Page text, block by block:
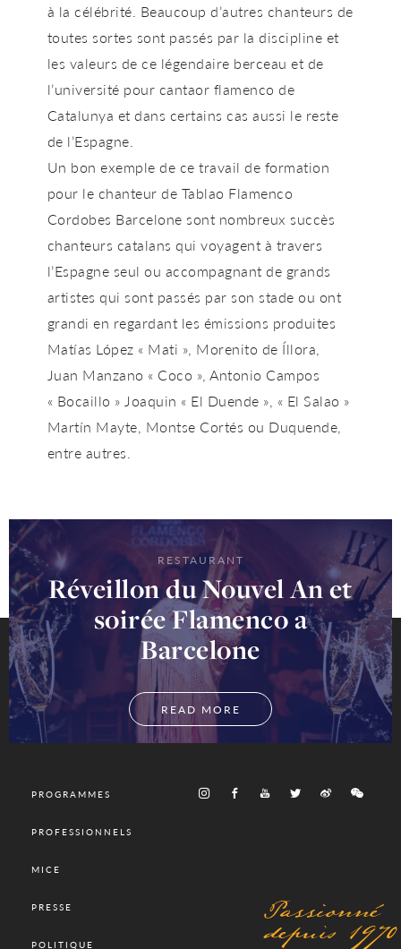
à la célébrité. Beaucoup d’autres chanteurs de
toutes sortes sont passés par la discipline et
les valeurs de ce légendaire berceau et de
l’université pour cantaor flamenco de
Catalunya et dans certains cas aussi le reste
de l’Espagne.
Un bon exemple de ce travail de formation
pour le chanteur de Tablao Flamenco
Cordobes Barcelone sont nombreux succès
chanteurs catalans qui voyagent à travers
l’Espagne seul ou accompagnant de grands
artistes qui sont passés par son stade ou ont
grandi en regardant les émissions produites
Matías López « Mati », Morenito de Íllora,
Juan Manzano « Coco », Antonio Campos
« Bocaillo » Joaquin « El Duende », « El Salao »
Martín Mayte, Montse Cortés ou Duquende,
entre autres.
RESTAURANT
Réveillon du Nouvel An et
soirée Flamenco a
Barcelone
READ MORE
PROGRAMMES
PROFESSIONNELS
MICE
PRESSE
POLITIQUE
Passionné
depuis 1970